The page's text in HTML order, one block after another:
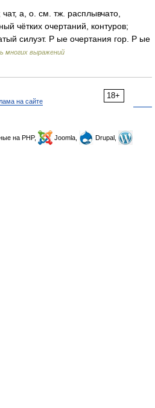
а, о. см. тж. расплывчато,
чётких очертаний, контуров;
силуэт. Р ые очертания гор. Р ые
многих выражений
18+
на сайте
на PHP, Joomla,
Drupal,